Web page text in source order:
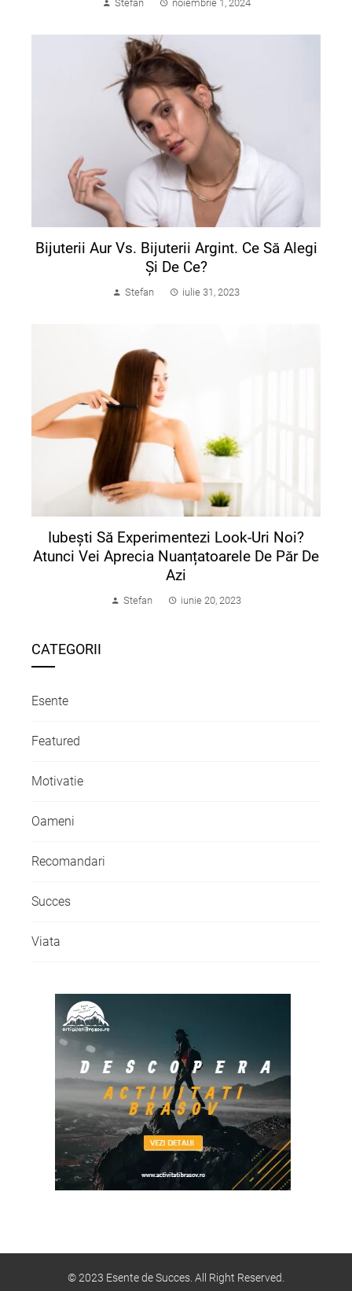
Stefan noiembrie 1, 2024
Bijuterii Aur Vs. Bijuterii Argint. Ce Să Alegi
Și De Ce?
Stefan iulie 31, 2023
Iubești Să Experimentezi Look-Uri Noi?
Atunci Vei Aprecia Nuanțatoarele De Păr De
Azi
Stefan iunie 20, 2023
CATEGORII
Esente
Featured
Motivatie
Oameni
Recomandari
Succes
Viata
© 2023 Esente de Succes. All Right Reserved.